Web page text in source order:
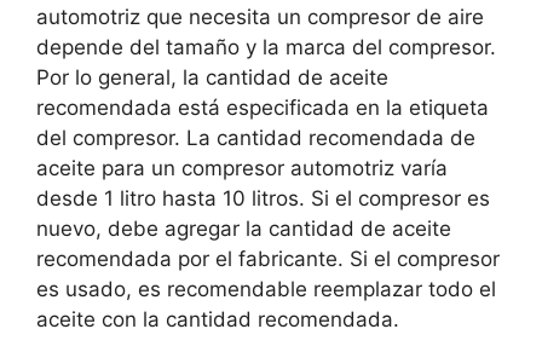
automotriz que necesita un compresor de aire
depende del tamaño y la marca del compresor.
Por lo general, la cantidad de aceite
recomendada está especificada en la etiqueta
del compresor. La cantidad recomendada de
aceite para un compresor automotriz varía
desde 1 litro hasta 10 litros. Si el compresor es
nuevo, debe agregar la cantidad de aceite
recomendada por el fabricante. Si el compresor
es usado, es recomendable reemplazar todo el
aceite con la cantidad recomendada.